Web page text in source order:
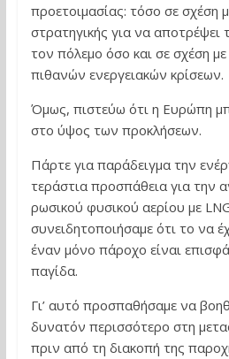
προετοιμασίας: τόσο σε σχέση
στρατηγικής για να αποτρέψει
τον πόλεμο όσο και σε σχέση
πιθανών ενεργειακών κρίσεων.
Όμως, πιστεύω ότι η Ευρώπη
στο ύψος των προκλήσεων.
Πάρτε για παράδειγμα την
τεράστια προσπάθεια για την
ρωσικού φυσικού αερίου με
συνειδητοποιήσαμε ότι το να
έναν μόνο πάροχο είναι
παγίδα.
Γι’ αυτό προσπαθήσαμε να
δυνατόν περισσότερο στη
πριν από τη διακοπή της